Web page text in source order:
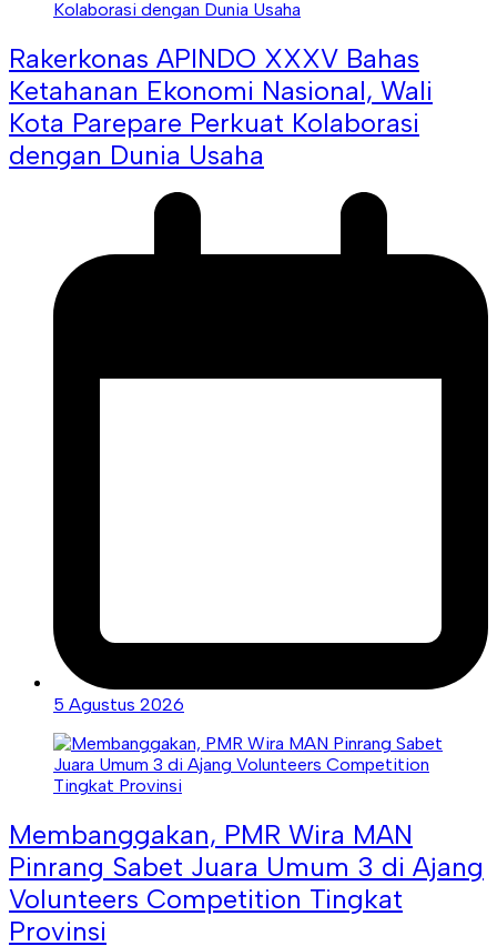
Rakerkonas APINDO XXXV Bahas
Ketahanan Ekonomi Nasional, Wali
Kota Parepare Perkuat Kolaborasi
dengan Dunia Usaha
5 Agustus 2026
Membanggakan, PMR Wira MAN
Pinrang Sabet Juara Umum 3 di Ajang
Volunteers Competition Tingkat
Provinsi